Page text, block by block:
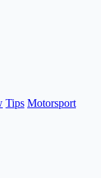
Tips Motorsport